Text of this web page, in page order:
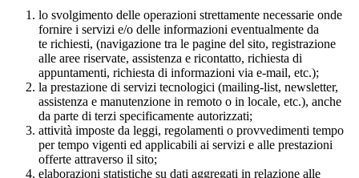
lo svolgimento delle operazioni strettamente necessarie onde
fornire i servizi e/o delle informazioni eventualmente da
te richiesti, (navigazione tra le pagine del sito, registrazione
alle aree riservate, assistenza e ricontatto, richiesta di
appuntamenti, richiesta di informazioni via e-mail, etc.);
la prestazione di servizi tecnologici (mailing-list, newsletter,
assistenza e manutenzione in remoto o in locale, etc.), anche
da parte di terzi specificamente autorizzati;
attività imposte da leggi, regolamenti o provvedimenti tempo
per tempo vigenti ed applicabili ai servizi e alle prestazioni
offerte attraverso il sito;
elaborazioni statistiche su dati aggregati in relazione alle